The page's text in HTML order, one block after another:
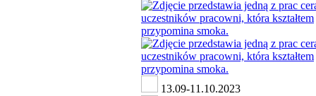
13.09-11.10.2023